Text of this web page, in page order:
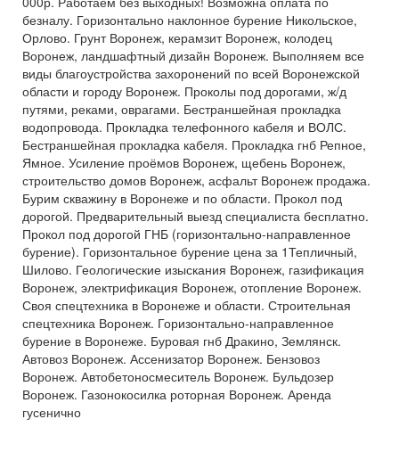
безналу. Горизонтально наклонное бурение Никольское,
Орлово. Грунт Воронеж, керамзит Воронеж, колодец
Воронеж, ландшафтный дизайн Воронеж. Выполняем все
виды благоустройства захоронений по всей Воронежской
области и городу Воронеж. Проколы под дорогами, ж/д
путями, реками, оврагами. Бестраншейная прокладка
водопровода. Прокладка телефонного кабеля и ВОЛС.
Бестраншейная прокладка кабеля. Прокладка гнб Репное,
Ямное. Усиление проёмов Воронеж, щебень Воронеж,
строительство домов Воронеж, асфальт Воронеж продажа.
Бурим скважину в Воронеже и по области. Прокол под
дорогой. Предварительный выезд специалиста бесплатно.
Прокол под дорогой ГНБ (горизонтально-направленное
бурение). Горизонтальное бурение цена за 1Тепличный,
Шилово. Геологические изыскания Воронеж, газификация
Воронеж, электрификация Воронеж, отопление Воронеж.
Своя спецтехника в Воронеже и области. Строительная
спецтехника Воронеж. Горизонтально-направленное
бурение в Воронеже. Буровая гнб Дракино, Землянск.
Автовоз Воронеж. Ассенизатор Воронеж. Бензовоз
Воронеж. Автобетоносмеситель Воронеж. Бульдозер
Воронеж. Газонокосилка роторная Воронеж. Аренда
гусенично